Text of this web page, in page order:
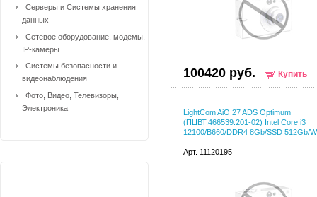
100420 руб. Купить
LightCom AiO 27 ADS Optimum
(ПЦВТ.466539.201-02) Intel Core i3
12100/B660/DDR4 8Gb/SSD 512Gb/
Арт. 11120195
Серверы и Системы хранения
данных
Сетевое оборудование, модемы,
IP-камеры
Системы безопасности и
видеонаблюдения
Фото, Видео, Телевизоры,
Электроника